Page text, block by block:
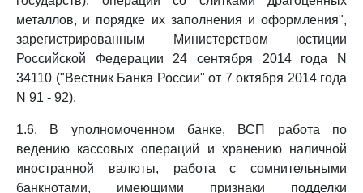
металлов, и порядке их заполнения и оформления",
зарегистрированным Министерством юстиции
Российской Федерации 24 сентября 2014 года N
34110 ("Вестник Банка России" от 7 октября 2014 года
N 91 - 92).
1.6. В уполномоченном банке, ВСП работа по
ведению кассовых операций и хранению наличной
иностранной валюты, работа с сомнительными
банкнотами, имеющими признаки подделки